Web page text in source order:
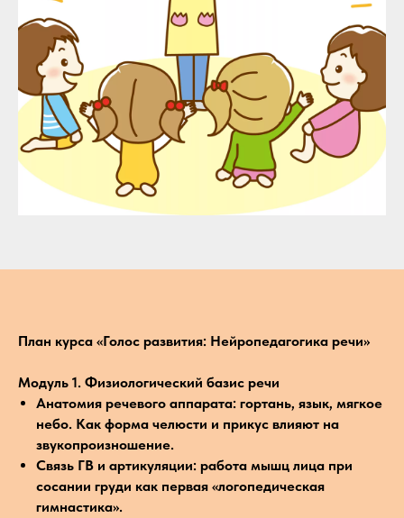
План курса «Голос развития: Нейропедагогика речи»
Модуль 1. Физиологический базис речи
Анатомия речевого аппарата: гортань, язык, мягкое
небо. Как форма челюсти и прикус влияют на
звукопроизношение.
Связь ГВ и артикуляции: работа мышц лица при
сосании груди как первая «логопедическая
гимнастика».